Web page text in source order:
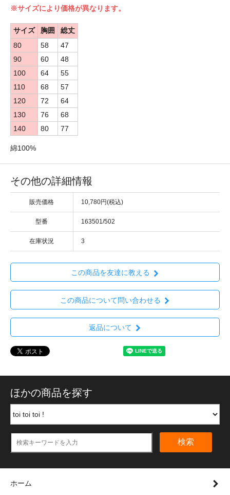
※サイズにより価格が異なります。
サイズ 胸囲
総丈
80
58
47
90
60
48
100
64
55
110
68
57
120
72
64
130
76
68
140
80 77
綿100%
その他の詳細情報
販売価格 10,780円(税込)
型番 163501/502
在庫状況 3
この商品を友達に教える
この商品について問い合わせる
返品について
ほかの商品を探す
検索
ホーム